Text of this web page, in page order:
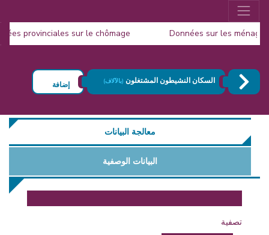
Données sur les
provinciales sur le chômage
السكان النشيطون المشتغلون (بالآلاف) إضافة
معالجة البيانات
البيانات الوصفية
تصفية